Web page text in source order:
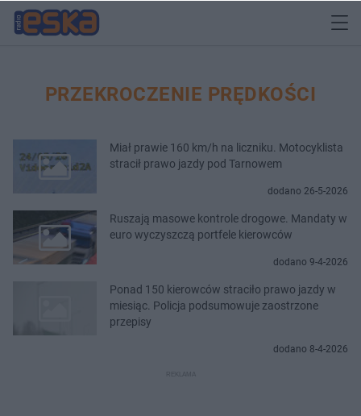
PRZEKROCZENIE PRĘDKOŚCI
Miał prawie 160 km/h na liczniku. Motocyklista
stracił prawo jazdy pod Tarnowem
dodano 26-5-2026
Ruszają masowe kontrole drogowe. Mandaty w
euro wyczyszczą portfele kierowców
dodano 9-4-2026
Ponad 150 kierowców straciło prawo jazdy w
miesiąc. Policja podsumowuje zaostrzone
przepisy
dodano 8-4-2026